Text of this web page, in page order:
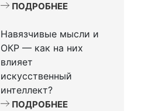
ПОДРОБНЕЕ
Навязчивые мысли и
ОКР — как на них
влияет
искусственный
интеллект?
ПОДРОБНЕЕ